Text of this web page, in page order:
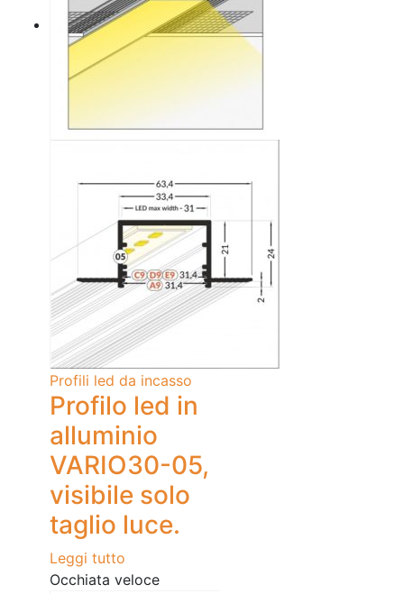
Profili led da incasso
Profilo led in
alluminio
VARIO30-05,
visibile solo
taglio luce.
Leggi tutto
Occhiata veloce